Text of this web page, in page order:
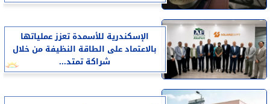
الإسكندرية للأسمدة تعزز عملياتها
بالاعتماد على الطاقة النظيفة من خلال
شراكة تمتد...